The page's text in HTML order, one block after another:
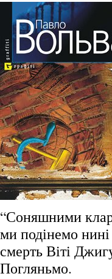
“Соняшними
ми подінемо
смерть Віті
Погляньмо.